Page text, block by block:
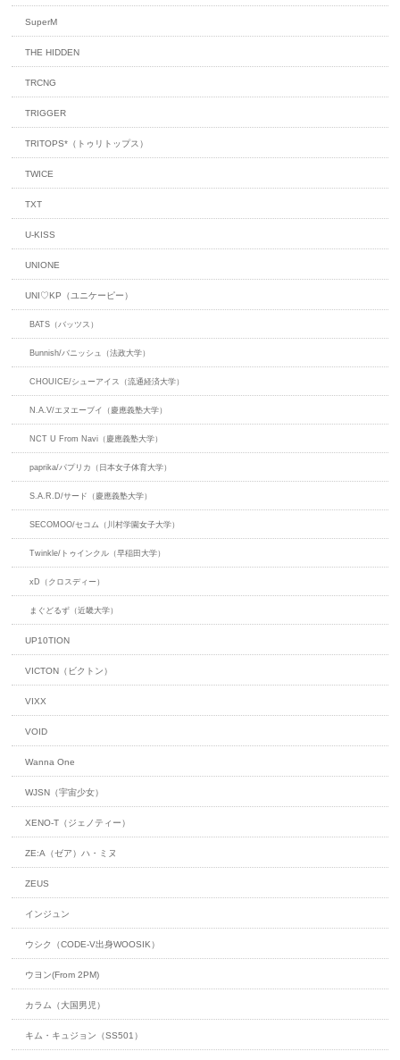
SuperM
THE HIDDEN
TRCNG
TRIGGER
TRITOPS*（トゥリトップス）
TWICE
TXT
U-KISS
UNIONE
UNI♡KP（ユニケーピー）
BATS（バッツス）
Bunnish/バニッシュ（法政大学）
CHOUICE/シューアイス（流通経済大学）
N.A.V/エヌエーブイ（慶應義塾大学）
NCT U From Navi（慶應義塾大学）
paprika/パプリカ（日本女子体育大学）
S.A.R.D/サード（慶應義塾大学）
SECOMOO/セコム（川村学園女子大学）
Twinkle/トゥインクル（早稲田大学）
xD（クロスディー）
まぐどるず（近畿大学）
UP10TION
VICTON（ビクトン）
VIXX
VOID
Wanna One
WJSN（宇宙少女）
XENO-T（ジェノティー）
ZE:A（ゼア）ハ・ミヌ
ZEUS
インジュン
ウシク（CODE-V出身WOOSIK）
ウヨン(From 2PM)
カラム（大国男児）
キム・キュジョン（SS501）